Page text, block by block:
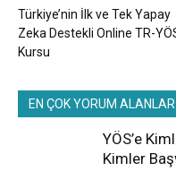
Türkiye’nin İlk ve Tek Yapay
Zeka Destekli Online TR-
Kursu
EN ÇOK YORUM ALANLAR
YÖS’e
Kimler